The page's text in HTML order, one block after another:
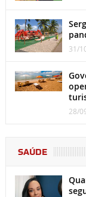
31/
28/
SAÚDE